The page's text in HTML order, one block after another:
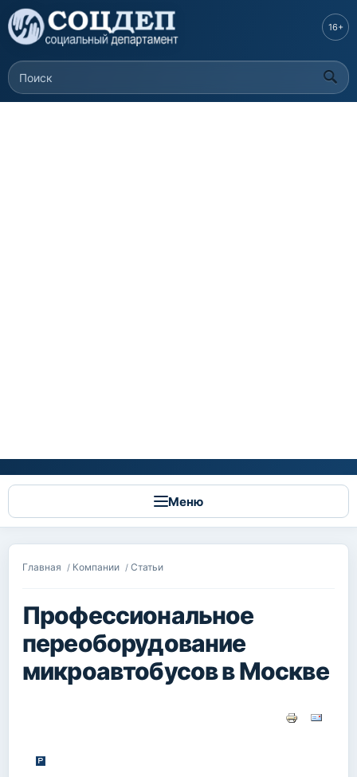
Перейти к
основному
содержанию
Форма поиска
Поиск
16+
Меню
Вы здесь
Главная / Компании / Статьи
Профессиональное
переоборудование
микроавтобусов в Москве